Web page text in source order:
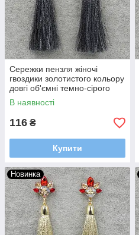
Сережки пензля жіночі
гвоздики золотистого кольору
довгі об'ємні темно-сірого
кольору в стразах довжина 11
см
В наявності
116 ₴
Купити
Новинка